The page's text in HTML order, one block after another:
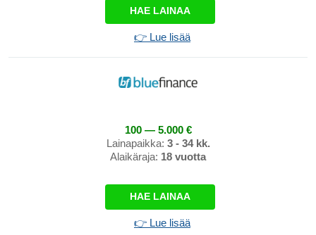
HAE LAINAA
👉 Lue lisää
100 — 5.000 €
Lainapaikka: 3 - 34 kk.
Alaikäraja: 18 vuotta
HAE LAINAA
👉 Lue lisää